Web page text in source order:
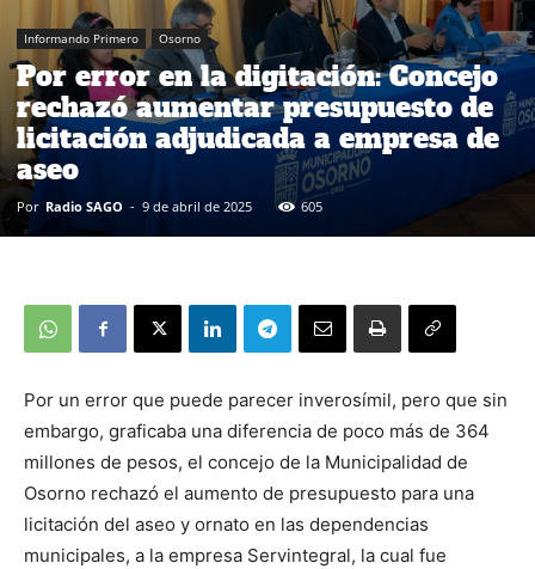
Informando Primero Osorno
Por error en la digitación: Concejo
rechazó aumentar presupuesto de
licitación adjudicada a empresa de
aseo
Por Radio SAGO - 9 de abril de 2025 605
Por un error que puede parecer inverosímil, pero que sin
embargo, graficaba una diferencia de poco más de 364
millones de pesos, el concejo de la Municipalidad de
Osorno rechazó el aumento de presupuesto para una
licitación del aseo y ornato en las dependencias
municipales, a la empresa Servintegral, la cual fue